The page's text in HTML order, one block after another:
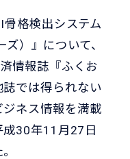
格検出システム
）』について、
情報誌『ふくお
では得られない
ネス情報を満載
成30年11月27日